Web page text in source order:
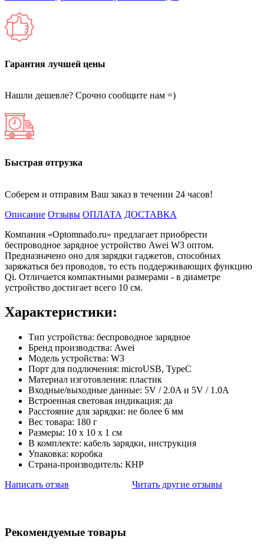
Гарантия лучшей цены
Нашли дешевле? Срочно сообщите нам =)
Быстрая отгрузка
Соберем и отправим Ваш заказ в течении 24 часов!
Описание Отзывы ОПЛАТА ДОСТАВКА
Компания «Optomnado.ru» предлагает приобрести
беспроводное зарядное устройство Awei W3 оптом.
Предназначено оно для зарядки гаджетов, способных
заряжаться без проводов, то есть поддерживающих функцию
Qi. Отличается компактными размерами - в диаметре
устройство достигает всего 10 см.
Характеристики:
Тип устройства: беспроводное зарядное
Бренд производства: Awei
Модель устройства: W3
Порт для подлючения: microUSB, TypeC
Материал изготовления: пластик
Входные/выходные данные: 5V / 2.0A и 5V / 1.0A
Встроенная световая индикация: да
Расстояние для зарядки: не более 6 мм
Вес товара: 180 г
Размеры: 10 х 10 х 1 см
В комплекте: кабель зарядки, инструкция
Упаковка: коробка
Страна-производитель: КНР
Написать отзыв
Читать другие отзывы
Рекомендуемые товары